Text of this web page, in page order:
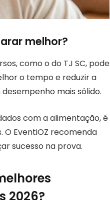
melhor?
como o do TJ SC, pode
o tempo e reduzir a
mais sólido.
com a alimentação, é
EventiOZ recomenda
sucesso na prova.
2026?